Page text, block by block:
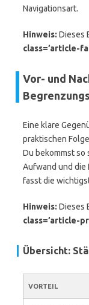
Navigationsart.
Hinweis: Dieses
class=’article-
Vor- und
Eine klare
praktischen
Du bekommst so
Aufwand und die
fasst die
Hinweis: Dieses
class=’article-
Übersicht:
VORTEIL